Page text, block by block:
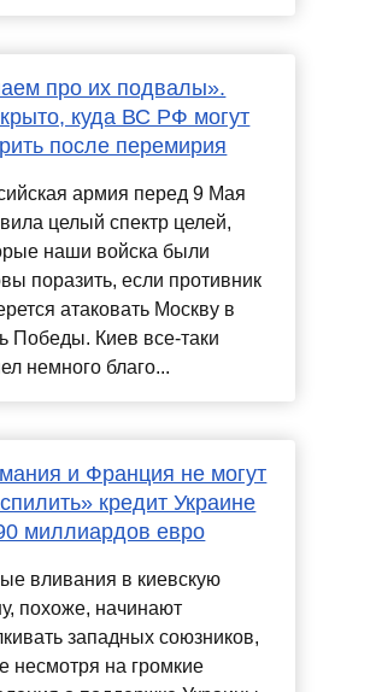
про их подвалы».
куда ВС РФ могут
после перемирия
армия перед 9 Мая
целый спектр целей,
наши войска были
поразить, если противник
атаковать Москву в
Победы. Киев все-таки
немного благо...
и Франция не могут
кредит Украине
миллиардов евро
вливания в киевскую
похоже, начинают
западных союзников,
несмотря на громкие